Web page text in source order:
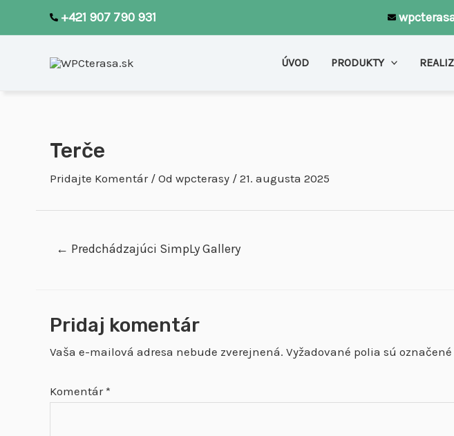
+421 907 790 931
ÚVOD PRODUKTY
Terče
Pridajte Komentár / Od wpcterasy / 21. augusta 2025
Navigácia
← Predchádzajúci SimpLy Gallery
Pridaj komentár
Vaša e-mailová adresa nebude zverejnená. Vyžadované polia sú označené
Komentár*